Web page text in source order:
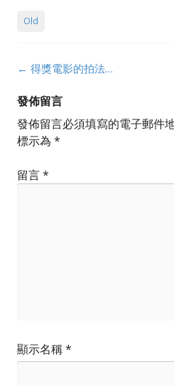
Old
Post
← 得獎電影的拍法…
發佈留言
發佈留言必須填寫的電子郵件
標示為 *
留言*
顯示名稱*